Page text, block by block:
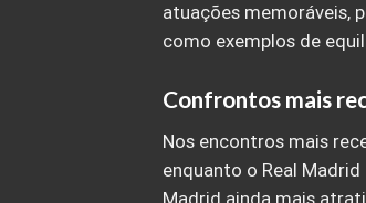
atuações memoráveis,
como exemplos de
Confrontos mais
Nos encontros mais
enquanto o Real